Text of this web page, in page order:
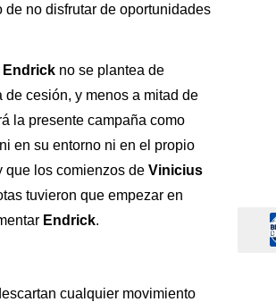
no disfrutar de oportunidades
Endrick no se plantea de
de cesión, y menos a mitad de
la presente campaña como
en su entorno ni en el propio
que los comienzos de Vinicius
tuvieron que empezar en
Endrick.
cualquier movimiento